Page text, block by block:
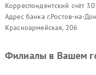
Корреспондентский счёт
Адрес банка г.Ростов-на-
Красноармейская, 206
Филиалы в Вашем